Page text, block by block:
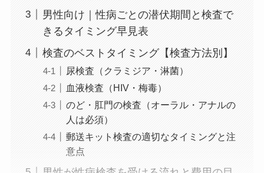
男性向け｜性病ごとの潜伏期間と検査で
きるタイミング早見表
検査のベストタイミング【検査方法別】
尿検査（クラミジア・淋菌）
血液検査（HIV・梅毒）
のど・肛門の検査（オーラル・アナルの
人は必須）
郵送キット検査の適切なタイミングと注
意点